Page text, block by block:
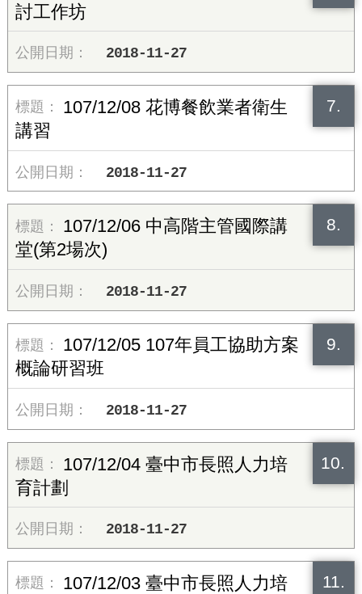
討工作坊
2018-11-27
7.
107/12/08 花博餐飲業者衛生
講習
2018-11-27
8.
107/12/06 中高階主管國際講
堂(第2場次)
2018-11-27
9.
107/12/05 107年員工協助方案
概論研習班
2018-11-27
10.
107/12/04 臺中市長照人力培
育計劃
2018-11-27
11.
107/12/03 臺中市長照人力培